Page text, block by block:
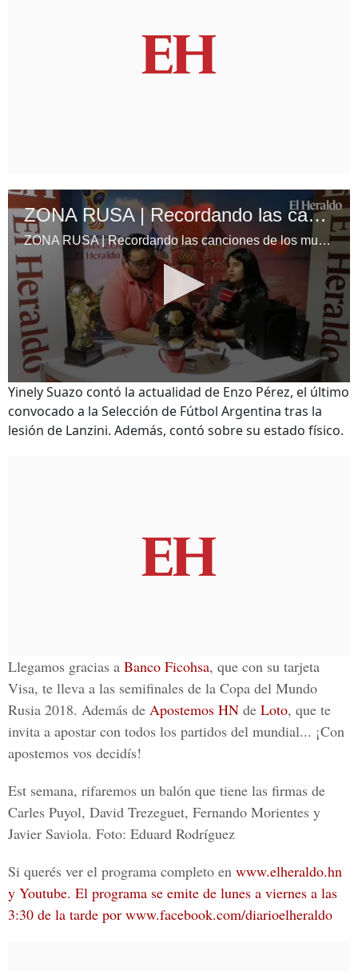
Yinely Suazo contó la actualidad de Enzo Pérez, el último
convocado a la Selección de Fútbol Argentina tras la
lesión de Lanzini. Además, contó sobre su estado físico.
Llegamos gracias a Banco Ficohsa, que con su tarjeta
Visa, te lleva a las semifinales de la Copa del Mundo
Rusia 2018. Además de Apostemos HN de Loto, que te
invita a apostar con todos los partidos del mundial... ¡Con
apostemos vos decidís!
Est semana, rifaremos un balón que tiene las firmas de
Carles Puyol, David Trezeguet, Fernando Morientes y
Javier Saviola. Foto: Eduard Rodríguez
Si querés ver el programa completo en www.elheraldo.hn
y Youtube. El programa se emite de lunes a viernes a las
3:30 de la tarde por www.facebook.com/diarioelheraldo